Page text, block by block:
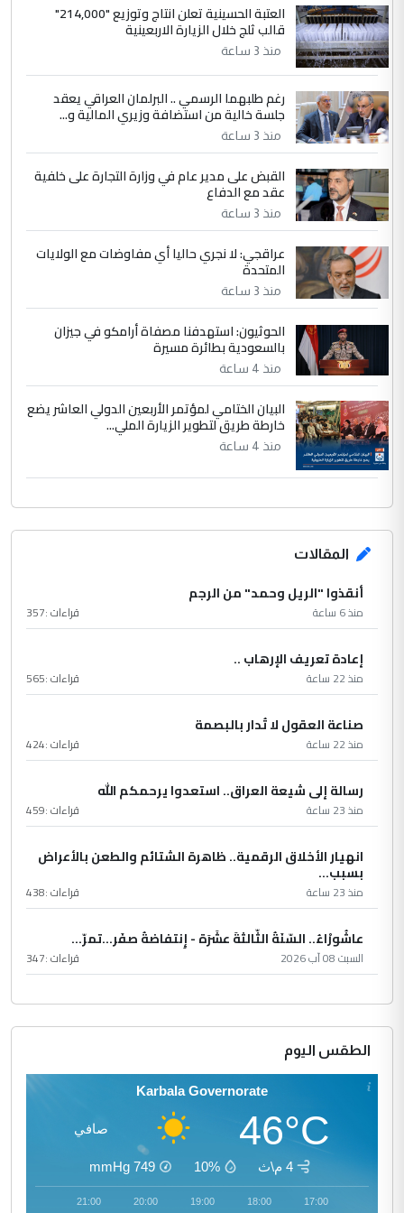
جامعاتها سنويا
عبد الأمير جاسم هليل
التعليق : نحن اباء الطلاب الأوائل على العراق
نتشرف بلقاء السيد احمد الصافي في العتبات
الحسنية لزرع ...
الموضوع :
مكتب السيد احمد الصافي : لا يوجود
لدينا اي حساب على الفيس بوك وتويتر
العتبة الحسينية تعلن انتاج وتوزيع "214,000"
قالب ثلج خلال الزيارة الاربعينية
منذ 3 ساعة
رغم طلبهما الرسمي .. البرلمان العراقي يعقد
جلسة خالية من استضافة وزيري المالية و...
منذ 3 ساعة
القبض على مدير عام في وزارة التجارة على خلفية
عقد مع الدفاع
منذ 3 ساعة
عراقجي: لا نجري حاليا أي مفاوضات مع الولايات
المتحدة
منذ 3 ساعة
الحوثيون: استهدفنا مصفاة أرامكو في جيزان
بالسعودية بطائرة مسيرة
منذ 4 ساعة
البيان الختامي لمؤتمر الأربعين الدولي العاشر يضع
خارطة طريق لتطوير الزيارة الملي...
منذ 4 ساعة
المقالات
أنقذوا "الريل وحمد" من الرجم
منذ 6 ساعة قراءات :357
إعادة تعريف الإرهاب ..
منذ 22 ساعة قراءات :565
صناعة العقول لا تُدار بالبصمة
منذ 22 ساعة قراءات :424
رسالة إلى شيعة العراق.. استعدوا يرحمكم الله
منذ 23 ساعة قراءات :459
انهيار الأخلاق الرقمية.. ظاهرة الشتائم والطعن بالأعراض
بسبب...
منذ 23 ساعة قراءات :438
عاشُورْاءُ.. السّنَةُ الثّالثةَ عشَرَة - إِنتفاضةُ صفَر…تمرّ...
السبت 08 آب 2026 قراءات :347
الطقس اليوم
Karbala Governorate
46°C صافي
4 م\ث 10%
749
mmHg
17:00
18:00
19:00
20:00
21:00